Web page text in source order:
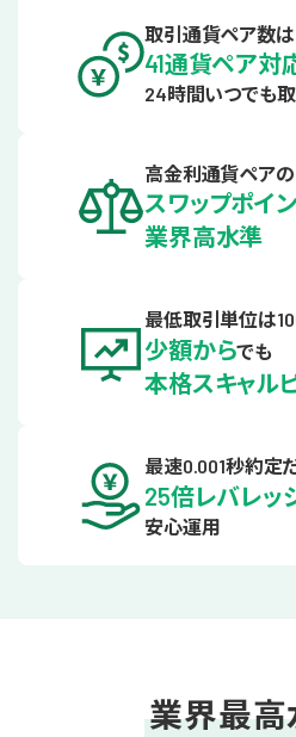
取引通貨ペア数は
41通貨ペア対
24時間いつでも
高金利通貨ペアの
スワップポイ
業界高水準
最低取引単位は
少額からでも
本格スキャル
最速0.001秒約定
25倍レバレッ
安心運用
業界最